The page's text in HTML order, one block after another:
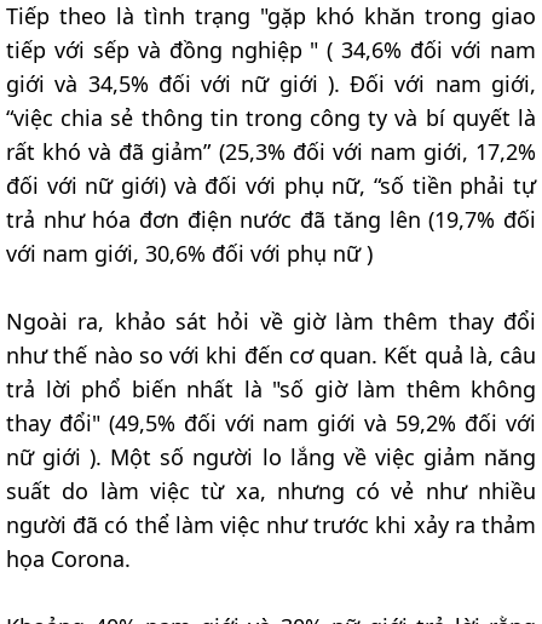
Tiếp theo là tình trạng "gặp khó khăn trong giao
tiếp với sếp và đồng nghiệp " ( 34,6% đối với nam
giới và 34,5% đối với nữ giới ). Đối với nam giới,
“việc chia sẻ thông tin trong công ty và bí quyết là
rất khó và đã giảm” (25,3% đối với nam giới, 17,2%
đối với nữ giới) và đối với phụ nữ, “số tiền phải tự
trả như hóa đơn điện nước đã tăng lên (19,7% đối
với nam giới, 30,6% đối với phụ nữ )
Ngoài ra, khảo sát hỏi về giờ làm thêm thay đổi
như thế nào so với khi đến cơ quan. Kết quả là, câu
trả lời phổ biến nhất là "số giờ làm thêm không
thay đổi" (49,5% đối với nam giới và 59,2% đối với
nữ giới ). Một số người lo lắng về việc giảm năng
suất do làm việc từ xa, nhưng có vẻ như nhiều
người đã có thể làm việc như trước khi xảy ra thảm
họa Corona.